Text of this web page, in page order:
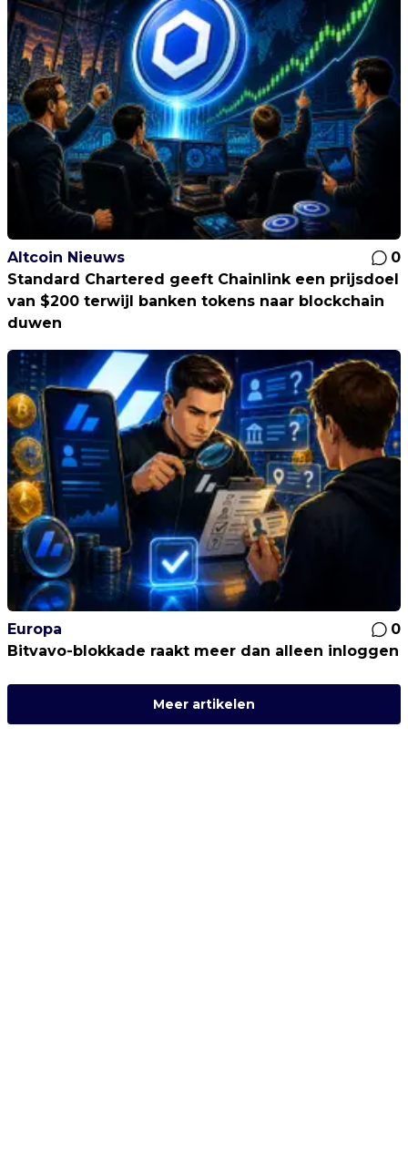
Altcoin Nieuws
0
Standard Chartered geeft Chainlink een prijsdoel
van $200 terwijl banken tokens naar blockchain
duwen
Europa
0
Bitvavo-blokkade raakt meer dan alleen inloggen
Meer artikelen